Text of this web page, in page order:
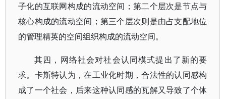
子化的互联网构成的流动空间；第二个层次是节点与
核心构成的流动空间；第三个层次则是由占支配地位
的管理精英的空间组织构成的流动空间。
其四，网络社会对社会认同模式提出了新的要
求。卡斯特认为，在工业化时期，合法性的认同感构
成了一个社会，后来这种认同感的瓦解又导致了个体